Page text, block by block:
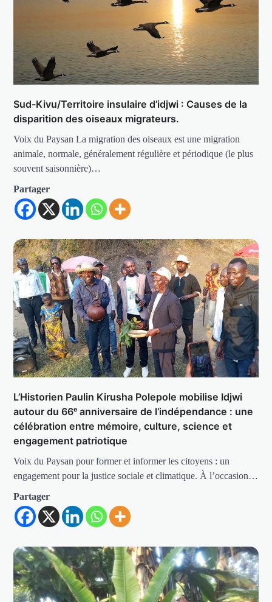
Sud-Kivu/Territoire insulaire d’idjwi : Causes de la
disparition des oiseaux migrateurs.
Voix du Paysan La migration des oiseaux est une migration
animale, normale, généralement régulière et périodique (le plus
souvent saisonnière)…
Partager
L’Historien Paulin Kirusha Polepole mobilise Idjwi
autour du 66ᵉ anniversaire de l’indépendance : une
célébration entre mémoire, culture, science et
engagement patriotique
Voix du Paysan pour former et informer les citoyens : un
engagement pour la justice sociale et climatique. À l’occasion…
Partager